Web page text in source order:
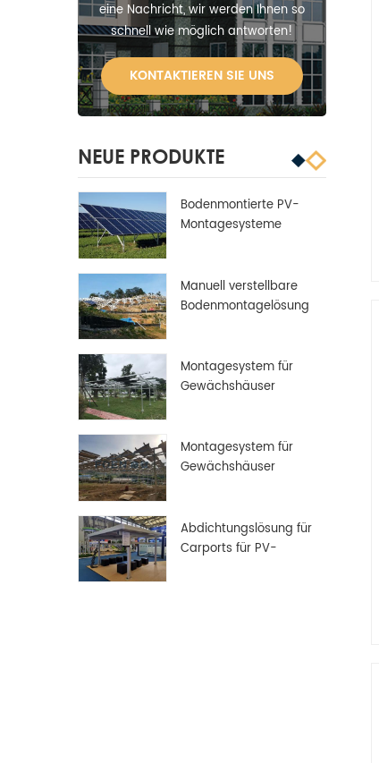
eine Nachricht, wir werden Ihnen so
schnell wie möglich antworten!
KONTAKTIEREN SIE UNS
NEUE PRODUKTE
Bodenmontierte PV-
Montagesysteme
Manuell verstellbare
Bodenmontagelösung
Montagesystem für
Gewächshäuser
Montagesystem für
Gewächshäuser
Abdichtungslösung für
Carports für PV-